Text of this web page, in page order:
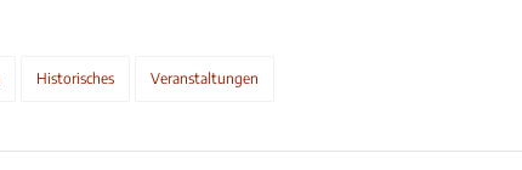
Historisches Veranstaltungen